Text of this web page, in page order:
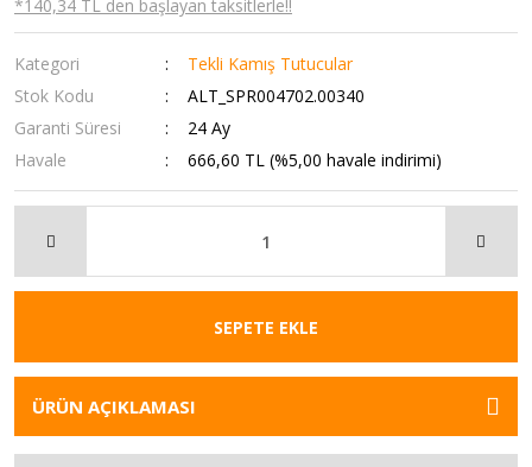
*140,34 TL den başlayan taksitlerle!!
Kategori
Tekli Kamış Tutucular
Stok Kodu
ALT_SPR004702.00340
Garanti Süresi
24 Ay
Havale
666,60 TL (%5,00 havale indirimi)
SEPETE EKLE
ÜRÜN AÇIKLAMASI